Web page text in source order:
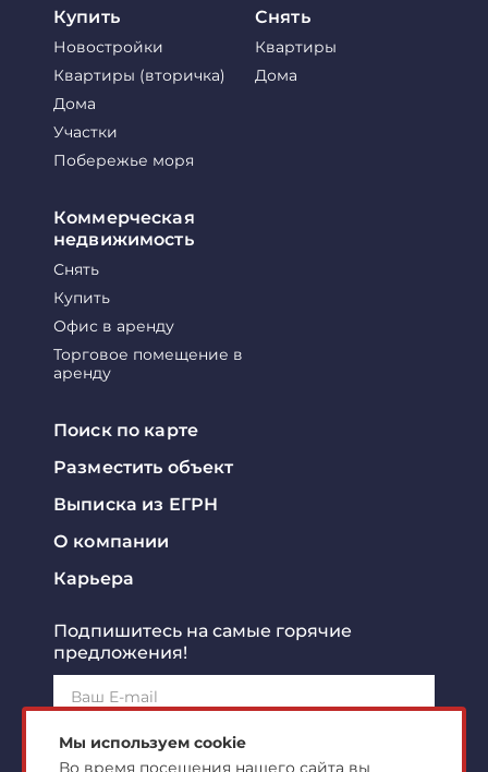
Купить
Новостройки
Квартиры (вторичка)
Дома
Участки
Побережье моря
Снять
Квартиры
Дома
Коммерческая
недвижимость
Снять
Купить
Офис в аренду
Торговое помещение в
аренду
Поиск по карте
Разместить объект
Выписка из ЕГРН
О компании
Карьера
Подпишитесь на самые горячие
предложения!
Подписаться!
Мы используем cookie
Во время посещения нашего сайта вы